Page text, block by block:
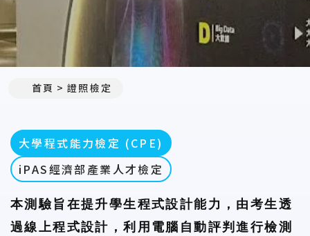
首頁 證照檢定
大學程式能力檢定 (CPE)
iPAS經濟部產業人才檢定
本測驗旨在提升學生程式設計能力，由考生透
過線上程式設計，利用電腦自動評判進行檢測